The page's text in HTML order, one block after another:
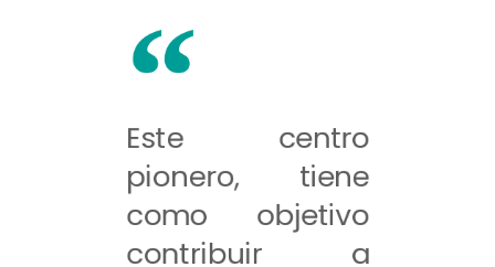
Este centro
pionero, tiene
como objetivo
contribuir a